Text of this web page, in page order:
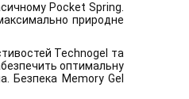
Pocket Spring.
природне
Technogel та
оптимальну
Безпека Memory Gel